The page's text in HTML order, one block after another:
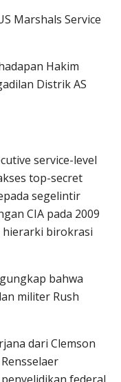
Marshals Service
Hakim
Distrik AS
service-level
top-secret
segelintir
CIA pada 2009
hierarki birokrasi
bahwa
militer Rush
dari Clemson